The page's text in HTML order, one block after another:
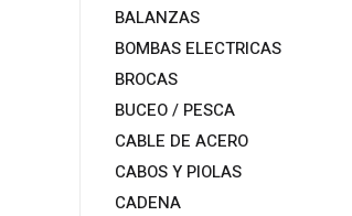
BALANZAS
BOMBAS ELECTRICAS
BROCAS
BUCEO / PESCA
CABLE DE ACERO
CABOS Y PIOLAS
CADENA